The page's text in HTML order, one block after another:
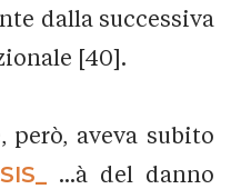
dalla successiva
[40].
però, aveva subito
...à del danno